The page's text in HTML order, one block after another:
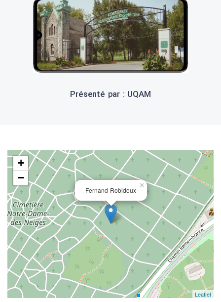
Présenté par : UQAM
Fernand Robidoux
×
+
−
Leaflet